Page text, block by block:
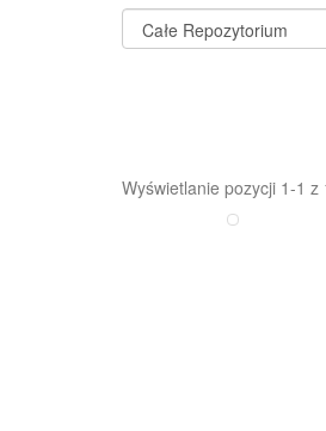
Wyświetlanie pozycji 1-1 z